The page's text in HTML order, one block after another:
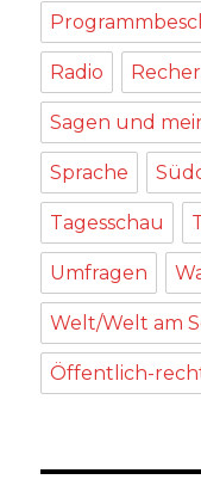
Radio
Sagen und
Sprache
Tagesschau
Umfragen
Welt/Welt am
Öffentlich-